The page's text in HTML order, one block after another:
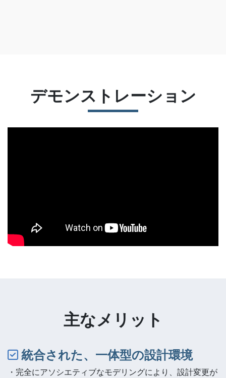
デモンストレーション
主なメリット
統合された、一体型の設計環境
・完全にアソシエティブなモデリングにより、設計変更が